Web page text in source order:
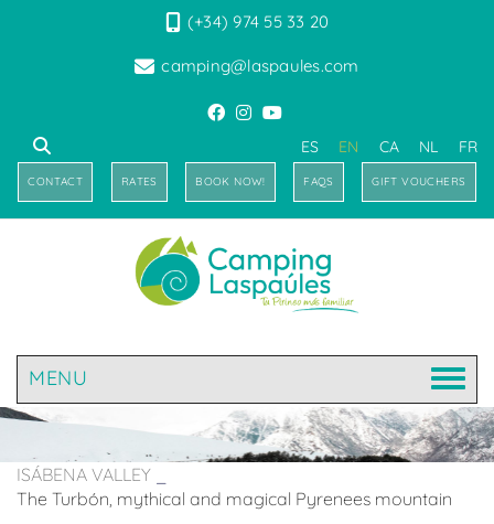
(+34) 974 55 33 20
camping@laspaules.com
ES EN CA NL FR
CONTACT RATES BOOK NOW! FAQS GIFT VOUCHERS
MENU
ISÁBENA VALLEY
The Turbón, mythical and magical Pyrenees mountain